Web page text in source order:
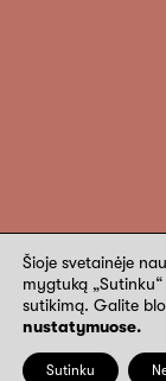
Šioje svetainėje
mygtuką
sutikimą. Galite
nustatymuose.
Sutinku